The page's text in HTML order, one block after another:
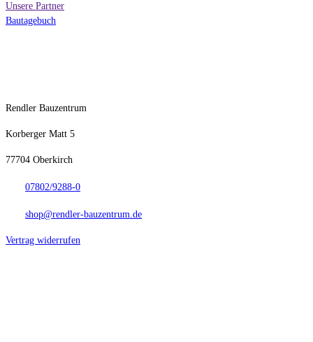
Unsere Partner
Bautagebuch
Rendler Bauzentrum
Korberger Matt 5
77704 Oberkirch
07802/9288-0
shop@rendler-bauzentrum.de
Vertrag widerrufen